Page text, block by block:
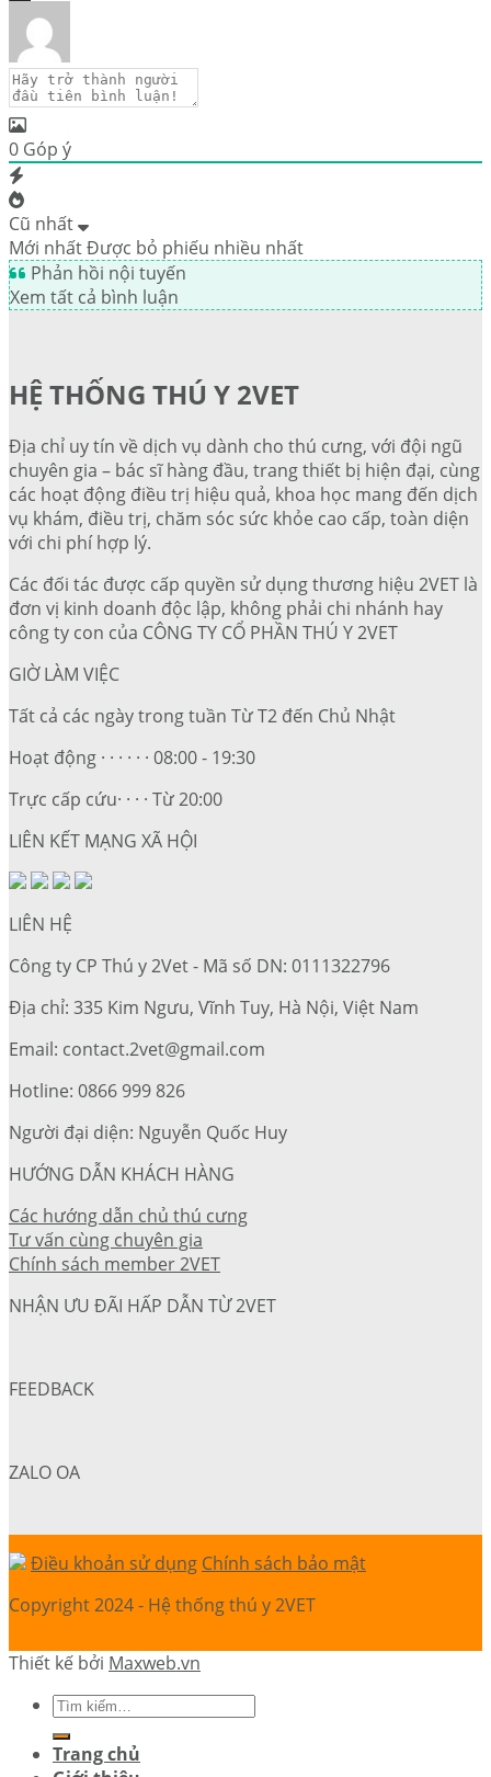
0 Góp ý
Cũ nhất
Mới nhấtĐược bỏ phiếu nhiều nhất
Phản hồi nội tuyến
Xem tất cả bình luận
HỆ THỐNG THÚ Y 2VET
Địa chỉ uy tín về dịch vụ dành cho thú cưng, với đội ngũ
chuyên gia – bác sĩ hàng đầu, trang thiết bị hiện đại, cùng
các hoạt động điều trị hiệu quả, khoa học mang đến dịch
vụ khám, điều trị, chăm sóc sức khỏe cao cấp, toàn diện
với chi phí hợp lý.
Các đối tác được cấp quyền sử dụng thương hiệu 2VET là
đơn vị kinh doanh độc lập, không phải chi nhánh hay
công ty con của CÔNG TY CỔ PHẦN THÚ Y 2VET
GIỜ LÀM VIỆC
Tất cả các ngày trong tuần Từ T2 đến Chủ Nhật
Hoạt động · · · · · · 08:00 - 19:30
Trực cấp cứu· · · · Từ 20:00
LIÊN KẾT MẠNG XÃ HỘI
LIÊN HỆ
Công ty CP Thú y 2Vet - Mã số DN: 0111322796
Địa chỉ: 335 Kim Ngưu, Vĩnh Tuy, Hà Nội, Việt Nam
Email: contact.2vet@gmail.com
Hotline: 0866 999 826
Người đại diện: Nguyễn Quốc Huy
HƯỚNG DẪN KHÁCH HÀNG
Các hướng dẫn chủ thú cưng
Tư vấn cùng chuyên gia
Chính sách member 2VET
NHẬN ƯU ĐÃI HẤP DẪN TỪ 2VET
FEEDBACK
ZALO OA
Điều khoản sử dụng Chính sách bảo mật
Copyright 2024 - Hệ thống thú y 2VET
Thiết kế bởi Maxweb.vn
Trang chủ